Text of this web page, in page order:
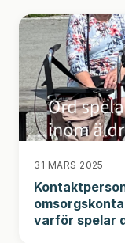
31 MARS 2025
varför spelar